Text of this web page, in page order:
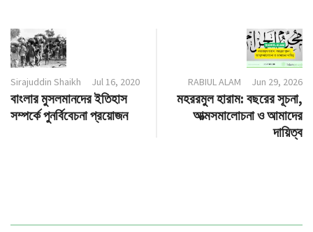
Sirajuddin Shaikh Jul 16, 2020
বাংলার মুসলমানদের ইতিহাস
সম্পর্কে পুনর্বিবেচনা প্রয়োজন
RABIUL ALAM Jun 29, 2026
মহররমুল হারাম: বছরের সূচনা,
আত্মসমালোচনা ও আমাদের
দায়িত্ব